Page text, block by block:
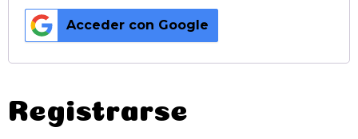
Acceder con Google
Registrarse